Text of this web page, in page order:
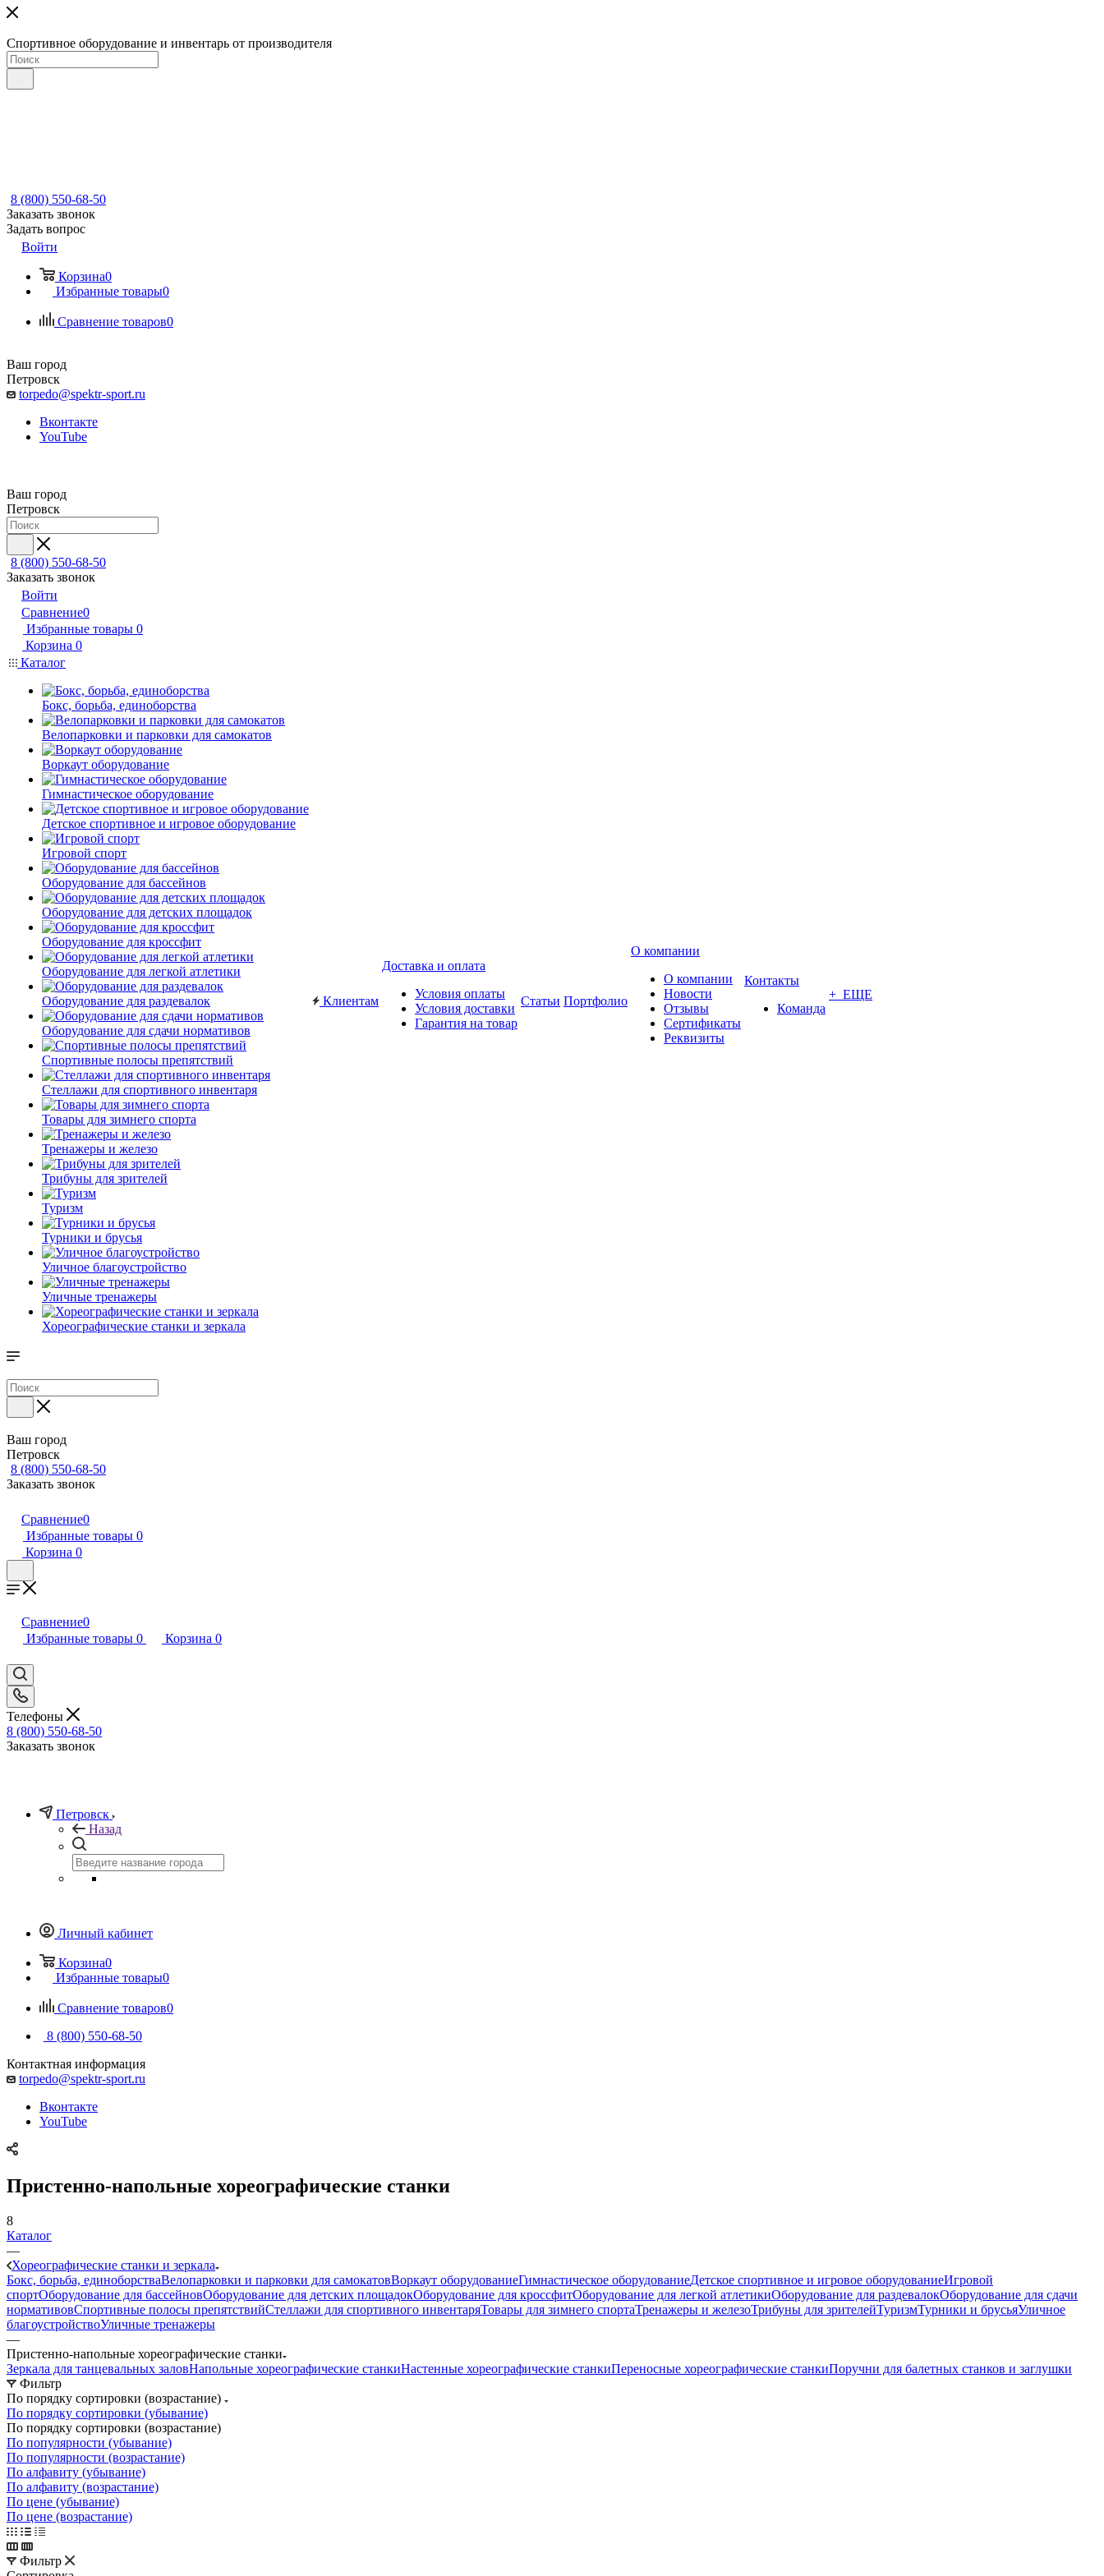
Спортивное оборудование и инвентарь от производителя
8 (800) 550-68-50
Заказать звонок
Задать вопрос
Войти
Корзина0
Избранные товары0
Сравнение товаров0
Ваш город
Петровск
torpedo@spektr-sport.ru
Вконтакте
YouTube
Ваш город
Петровск
8 (800) 550-68-50
Заказать звонок
Войти
Сравнение0
Избранные товары 0
Корзина 0
Каталог
Бокс, борьба, единоборства
Велопарковки и парковки для самокатов
Воркаут оборудование
Гимнастическое оборудование
Детское спортивное и игровое оборудование
Игровой спорт
Оборудование для бассейнов
Оборудование для детских площадок
Оборудование для кроссфит
Оборудование для легкой атлетики
Оборудование для раздевалок
Оборудование для сдачи нормативов
Спортивные полосы препятствий
Стеллажи для спортивного инвентаря
Товары для зимнего спорта
Тренажеры и железо
Трибуны для зрителей
Туризм
Турники и брусья
Уличное благоустройство
Уличные тренажеры
Хореографические станки и зеркала
Клиентам
Доставка и оплата
Условия оплаты
Условия доставки
Гарантия на товар
Статьи Портфолио
О компании
О компании
Новости
Отзывы
Сертификаты
Реквизиты
Контакты
Команда
+ ЕЩЕ
Ваш город
Петровск
8 (800) 550-68-50
Заказать звонок
Сравнение0
Избранные товары 0
Корзина 0
Сравнение0
Избранные товары 0 Корзина 0
Телефоны
8 (800) 550-68-50
Заказать звонок
Петровск
Назад
Личный кабинет
Корзина0
Избранные товары0
Сравнение товаров0
8 (800) 550-68-50
Контактная информация
torpedo@spektr-sport.ru
Вконтакте
YouTube
Пристенно-напольные хореографические станки
8
Каталог
—
Хореографические станки и зеркала
Бокс, борьба, единоборстваВелопарковки и парковки для самокатовВоркаут оборудованиеГимнастическое оборудованиеДетское спортивное и игровое оборудованиеИгровой
спортОборудование для бассейновОборудование для детских площадокОборудование для кроссфитОборудование для легкой атлетикиОборудование для раздевалокОборудование для сдачи
нормативовСпортивные полосы препятствийСтеллажи для спортивного инвентаряТовары для зимнего спортаТренажеры и железоТрибуны для зрителейТуризмТурники и брусьяУличное
благоустройствоУличные тренажеры
—
Пристенно-напольные хореографические станки
Зеркала для танцевальных заловНапольные хореографические станкиНастенные хореографические станкиПереносные хореографические станкиПоручни для балетных станков и заглушки
Фильтр
По порядку сортировки (возрастание)
По порядку сортировки (убывание)
По порядку сортировки (возрастание)
По популярности (убывание)
По популярности (возрастание)
По алфавиту (убывание)
По алфавиту (возрастание)
По цене (убывание)
По цене (возрастание)
Фильтр